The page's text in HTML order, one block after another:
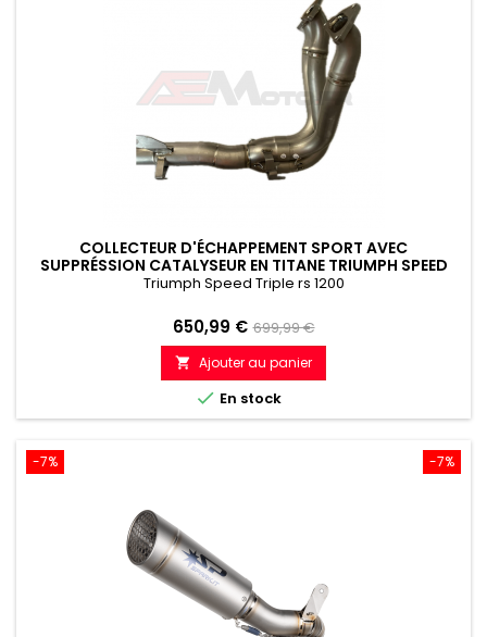
COLLECTEUR D'ÉCHAPPEMENT SPORT AVEC
SUPPRÉSSION CATALYSEUR EN TITANE TRIUMPH SPEED
TRIPLE 1200 RS 2021-2024
Triumph Speed Triple rs 1200
Prix
650,99 € Prix
de
référence
699,99 €
 Ajouter au panier
 En stock
-7%
-7%